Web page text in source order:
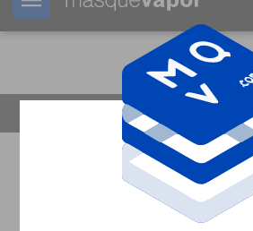
Tu pedido puede ser enviado en